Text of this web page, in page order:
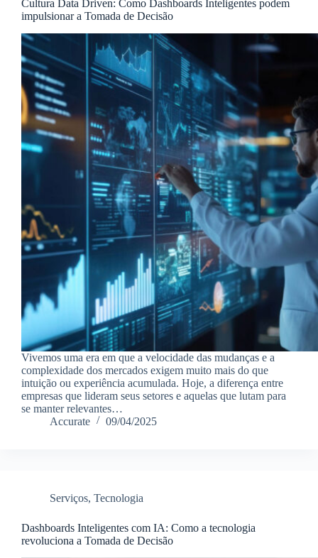
Cultura Data Driven: Como Dashboards Inteligentes podem
impulsionar a Tomada de Decisão
Vivemos uma era em que a velocidade das mudanças e a
complexidade dos mercados exigem muito mais do que
intuição ou experiência acumulada. Hoje, a diferença entre
empresas que lideram seus setores e aquelas que lutam para
se manter relevantes…
Accurate
09/04/2025
Serviços, Tecnologia
Dashboards Inteligentes com IA: Como a tecnologia
revoluciona a Tomada de Decisão